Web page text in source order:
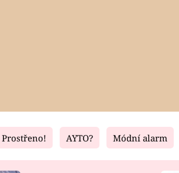
Living
Prostřeno! AYTO? Módní alarm